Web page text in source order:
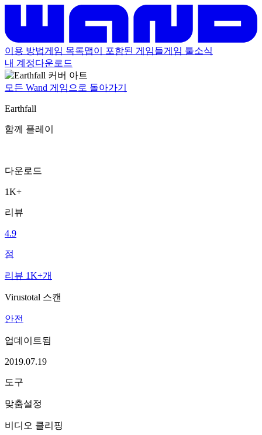
이용 방법게임 목록맵이 포함된 게임들게임 툴소식
내 계정다운로드
모든 Wand 게임으로 돌아가기
Earthfall
함께 플레이
다운로드
1K+
리뷰
4.9
점
리뷰 1K+개
Virustotal 스캔
안전
업데이트됨
2019.07.19
도구
맞춤설정
비디오 클리핑